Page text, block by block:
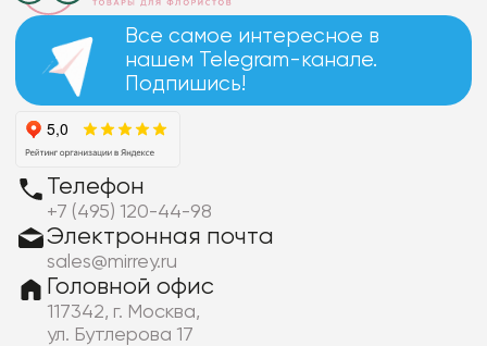
Все самое интересное в
нашем Telegram-канале.
Подпишись!
Телефон
+7 (495) 120-44-98
Электронная почта
sales@mirrey.ru
Головной офис
117342, г. Москва,
ул. Бутлерова 17